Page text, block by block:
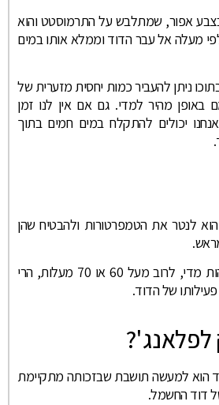
אפור, שמתלבש על התרמוסטט והוא
מעלה אל עבר הדוד וממלא אותו במים
ניתן להעביר כמות יחסית מזערית של
מהיר למדי. גם אם אין לנו זמן
יכולים להתקלח במים חמים בתוך
לנטר את הטמפרטורות ולהבטיח שהן
כאשר הטמפרטורות גבוהות מדי, לרוב מעל 60 או 70 מעלות, הרי
של הדוד.
לפלאנג'?
הוא למעשה תושבת שבזכותה מתקיימת
דוד החשמל.